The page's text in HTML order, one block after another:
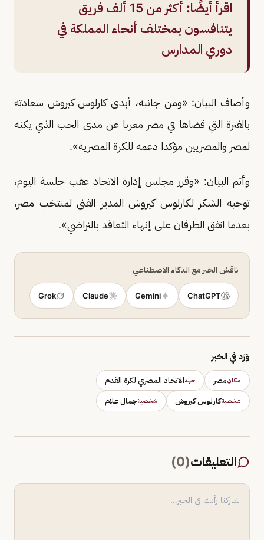
اقرأ أيضًا:
أكثر من 15 ألف فريق
يتنافسون بمختلف أنحاء المملكة في
دوري المدارس
وأضاف البيان: «ومن جانبه، أبدى كارلوس كيروش سعادته
بالفترة التي قضاها في مصر معربا عن مدى الحب الذي يكنه
لمصر والمصريين مؤكدا دعمه للكرة المصرية».
وأتم البيان: «وقرر مجلس إدارة الاتحاد عقب جلسة اليوم،
توجيه الشكر لكارلوس كيروش المدير الفني لمنتخب مصر،
بعدما اتفق الطرفان على إنهاء التعاقد بالتراضي».
ناقش الخبر مع الذكاء الاصطناعي
ChatGPT
Gemini
Claude
Grok
وَرَد في الخبر
مكانمصر جهةالاتحاد المصري لكرة القدم
شخصيةكارلوس كيروش شخصيةجمال علام
التعليقات(
0
)